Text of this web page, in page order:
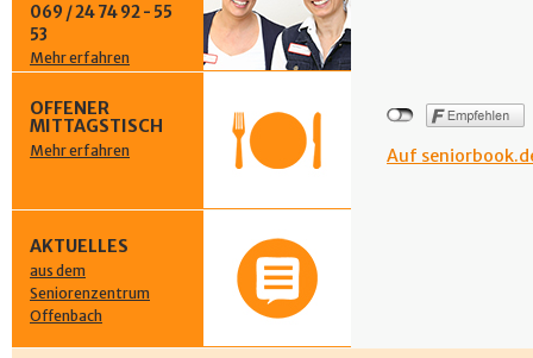
069 / 24 74 92 - 55
53
Mehr erfahren
OFFENER
MITTAGSTISCH
Mehr erfahren
AKTUELLES
aus dem
Seniorenzentrum
Offenbach
Auf